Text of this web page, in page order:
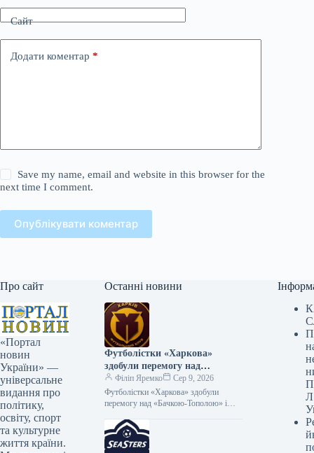
Сайт
Додати коментар *
Save my name, email and website in this browser for the
next time I comment.
Опублікувати коментар
Про сайт
«Портал
новин
України» —
універсальне
видання про
політику,
освіту, спорт
та культурне
життя країни.
Останні новини
Футболістки «Харкова»
здобули перемогу над
«Бачкою-Тополою» і
братимуть участь у Кубку
Європи
Філіп Яремко
Сер 9, 2026
Футболістки «Харкова» здобули
перемогу над «Бачкою-Тополою» і
08.08.2026 17:53 Укрінформ
Українська жіноча футбольна команда
«Харків» здобула…
Л